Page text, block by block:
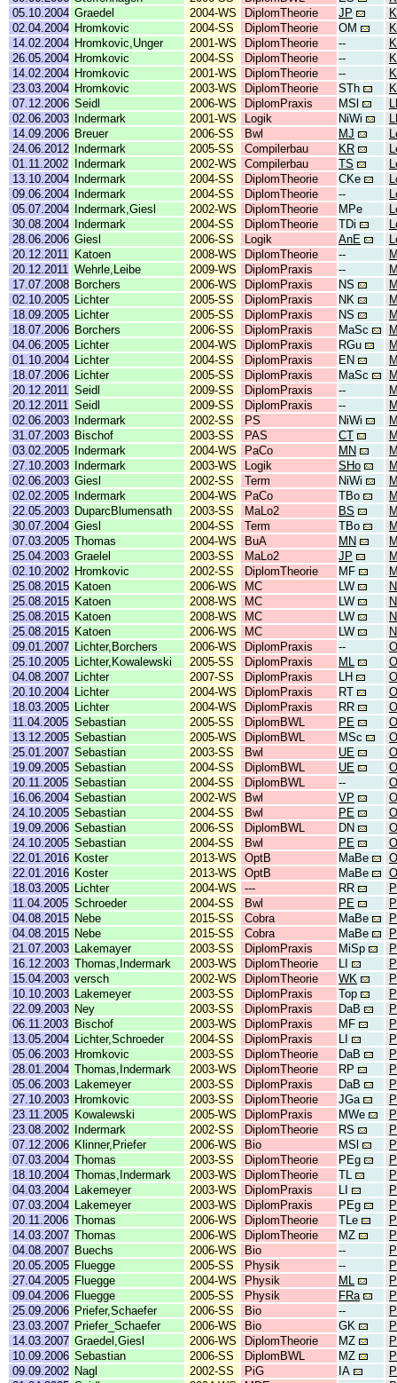
05.10.2004 Graedel 2004-WS DiplomTheorie JP
02.04.2004 Hromkovic 2004-SS DiplomTheorie OM
14.02.2004 Hromkovic,Unger 2001-WS DiplomTheorie --
26.05.2004 Hromkovic 2004-SS DiplomTheorie --
14.02.2004 Hromkovic 2001-WS DiplomTheorie --
23.03.2004 Hromkovic 2003-WS DiplomTheorie STh
07.12.2006 Seidl 2006-WS DiplomPraxis MSl
02.06.2003
Indermark 2001-WS Logik NiWi
14.09.2006 Breuer 2006-SS Bwl MJ
24.06.2012
Indermark 2005-SS Compilerbau KR
01.11.2002
Indermark 2002-WS Compilerbau TS
13.10.2004
Indermark 2004-SS DiplomTheorie CKe
09.06.2004
Indermark 2004-SS DiplomTheorie --
05.07.2004
Indermark,Giesl 2002-WS DiplomTheorie MPe
30.08.2004
Indermark 2004-SS DiplomTheorie TDi
28.06.2006 Giesl 2006-SS Logik AnE
20.12.2011
Katoen 2008-WS DiplomTheorie --
20.12.2011
Wehrle,Leibe 2009-WS DiplomPraxis --
17.07.2008 Borchers 2006-WS DiplomPraxis NS
02.10.2005
Lichter 2005-SS DiplomPraxis NK
18.09.2005
Lichter 2005-SS DiplomPraxis NS
18.07.2006 Borchers 2006-SS DiplomPraxis MaSc
04.06.2005
Lichter 2004-WS DiplomPraxis RGu
01.10.2004
Lichter 2004-SS DiplomPraxis EN
18.07.2006
Lichter 2005-SS DiplomPraxis MaSc
20.12.2011
Seidl 2009-SS DiplomPraxis --
20.12.2011
Seidl 2009-SS DiplomPraxis --
02.06.2003
Indermark 2002-SS PS NiWi
31.07.2003 Bischof 2003-SS PAS CT
03.02.2005
Indermark 2004-WS PaCo MN
27.10.2003
Indermark 2003-WS Logik SHo
02.06.2003 Giesl 2002-SS Term NiWi
02.02.2005
Indermark 2004-WS PaCo TBo
22.05.2003 DuparcBlumensath 2003-SS MaLo2 BS
30.07.2004 Giesl 2004-SS Term TBo
07.03.2005 Thomas 2004-WS BuA MN
25.04.2003 Graelel 2003-SS MaLo2 JP
02.10.2002 Hromkovic 2002-SS DiplomTheorie MF
25.08.2015 Katoen 2006-WS MC LW
25.08.2015 Katoen 2008-WS MC LW
25.08.2015 Katoen 2008-WS MC LW
25.08.2015 Katoen 2006-WS MC LW
09.01.2007
Lichter,Borchers 2006-WS DiplomPraxis --
25.10.2005
Lichter,Kowalewski 2005-SS DiplomPraxis ML
04.08.2007
Lichter 2007-SS DiplomPraxis LH
20.10.2004
Lichter 2004-WS DiplomPraxis RT
18.03.2005
Lichter 2004-WS DiplomPraxis RR
11.04.2005 Sebastian 2005-SS DiplomBWL PE
13.12.2005 Sebastian 2005-WS DiplomBWL MSc
25.01.2007 Sebastian 2003-SS Bwl UE
19.09.2005 Sebastian 2004-SS DiplomBWL UE
20.11.2005 Sebastian 2004-SS DiplomBWL --
16.06.2004 Sebastian 2002-WS Bwl VP
24.10.2005 Sebastian 2004-SS Bwl PE
19.09.2006 Sebastian 2006-SS DiplomBWL DN
24.10.2005 Sebastian 2004-SS Bwl PE
22.01.2016 Koster 2013-WS OptB MaBe
22.01.2016 Koster 2013-WS OptB MaBe
18.03.2005
Lichter 2004-WS --- RR
11.04.2005 Schroeder 2004-SS Bwl PE
04.08.2015 Nebe 2015-SS Cobra MaBe
04.08.2015 Nebe 2015-SS Cobra MaBe
21.07.2003
Lakemayer 2003-SS DiplomPraxis MiSp
16.12.2003 Thomas,Indermark 2003-WS DiplomTheorie
15.04.2003 versch 2002-WS DiplomTheorie WK
10.10.2003
Lakemeyer 2003-SS DiplomPraxis Top
22.09.2003 Ney 2003-SS DiplomPraxis DaB
06.11.2003 Bischof 2003-WS DiplomPraxis MF
13.05.2004
Lichter,Schroeder 2004-SS DiplomPraxis
05.06.2003 Hromkovic 2003-SS DiplomTheorie DaB
28.01.2004 Thomas,Indermark 2003-WS DiplomTheorie RP
05.06.2003
Lakemeyer 2003-SS DiplomPraxis DaB
27.10.2003 Hromkovic 2003-SS DiplomTheorie JGa
23.11.2005 Kowalewski 2005-WS DiplomPraxis MWe
23.08.2002
Indermark 2002-SS DiplomTheorie RS
07.12.2006 Klinner,Priefer 2006-WS Bio MSl
07.03.2004 Thomas 2003-SS DiplomTheorie PEg
18.10.2004 Thomas,Indermark 2003-WS DiplomTheorie TL
04.03.2004
Lakemeyer 2003-WS DiplomPraxis
07.03.2004
Lakemeyer 2003-WS DiplomPraxis PEg
20.11.2006 Thomas 2006-WS DiplomTheorie TLe
14.03.2007 Thomas 2006-WS DiplomTheorie MZ
04.08.2007 Buechs 2006-WS Bio --
20.05.2005 Fluegge 2005-SS Physik --
27.04.2005 Fluegge 2004-WS Physik ML
09.04.2006 Fluegge 2005-SS Physik FRa
25.09.2006 Priefer,Schaefer 2006-SS Bio --
23.03.2007 Priefer_Schaefer 2006-WS Bio GK
14.03.2007 Graedel,Giesl 2006-WS DiplomTheorie MZ
10.09.2006 Sebastian 2006-SS DiplomBWL MZ
09.09.2002 Nagl 2002-SS PiG IA